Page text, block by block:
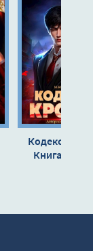
Кодекс
Книга III - М.